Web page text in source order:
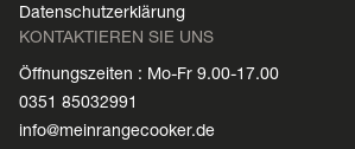
Datenschutzerklärung
KONTAKTIEREN SIE UNS
Öffnungszeiten : Mo-Fr 9.00-17.00
0351 85032991
info@meinrangecooker.de